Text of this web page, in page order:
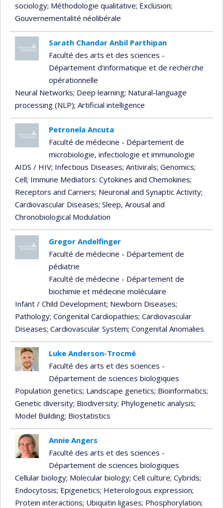
sociology; Méthodologie qualitative; Exclusion;
Gouvernementalité néolibérale
Sarath Chandar Anbil Parthipan
Faculté des arts et des sciences -
Département d'informatique et de recherche
opérationnelle
Neural Networks; Deep learning; Natural-language
processing (NLP); Artificial intelligence
Petronela Ancuta
Faculté de médecine - Département de
microbiologie, infectiologie et immunologie
AIDS / HIV; Infectious Diseases; Antivirals; Genomics;
Cell; Immune Mediators: Cytokines and Chemokines;
Receptors and Carriers; Neuronal and Synaptic Activity;
Cardiovascular Diseases; Sleep, Arousal and
Chronobiological Modulation
Gregor Andelfinger
Faculté de médecine - Département de
pédiatrie
Faculté de médecine - Département de
biochimie et médecine moléculaire
Infant / Child Development; Newborn Diseases;
Pathology; Congenital Cardiopathies; Cardiovascular
Diseases; Cardiovascular System; Congenital Anomalies
Luke Anderson-Trocmé
Faculté des arts et des sciences -
Département de sciences biologiques
Population genetics; Landscape genetics; Bioinformatics;
Genetic diversity; Biodiversity; Phylogenetic analysis;
Model Building; Biostatistics
Annie Angers
Faculté des arts et des sciences -
Département de sciences biologiques
Cellular biology; Molecular biology; Cell culture; Cybrids;
Endocytosis; Epigenetics; Heterologous expression;
Protein interactions; Ubiquitin ligases; Phosphorylation;